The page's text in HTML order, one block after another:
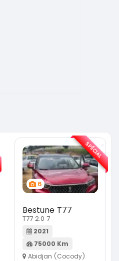
6
Bestune T77
T77 2.0 7
2021
75000 Km
Abidjan (Cocody)
SPÉCIAL